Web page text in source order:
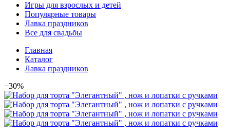
Игры для взрослых и детей
Популярные товары
Лавка праздников
Все для свадьбы
Главная
Каталог
Лавка праздников
−30%